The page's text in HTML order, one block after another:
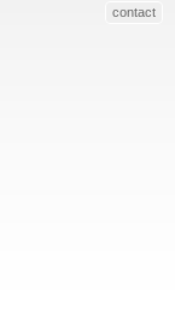
contact